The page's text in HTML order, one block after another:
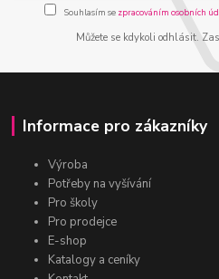
Souhlasím se zpracováním osobních
Můžete se kdykoli odhlásit.
Informace pro zákazníky
Výroba
Potřeby na vyšívání
Pro školy
Pro prodejce
E-shop
Katalogy a ceníky